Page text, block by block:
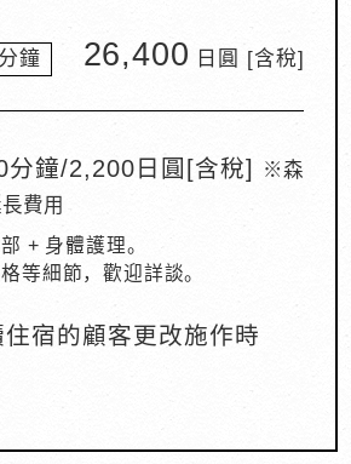
鐘 26,400 日圓 [含稅]
分鐘/2,200日圓 [含稅]
※森
費用
+ 身體護理。
等細節，歡迎詳談。
宿的顧客更改施作時